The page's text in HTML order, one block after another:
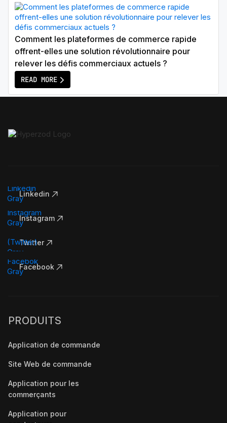
Comment les plateformes de commerce rapide
offrent-elles une solution révolutionnaire pour
relever les défis commerciaux actuels ?
READ MORE
Linkedin
Instagram
Twitter
Facebook
PRODUITS
Application de commande
Site Web de commande
Application pour les
commerçants
Application pour